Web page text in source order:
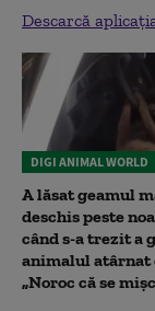
Descarcă
DIGI ANIMAL WORLD
A lăsat geamul
deschis peste
când s-a trezit a
animalul atârnat
„Noroc că se